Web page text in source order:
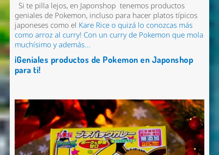
Si te pilla lejos, en Japonshop tenemos productos
geniales de Pokemon, incluso para hacer platos típicos
japoneses como el Kare Rice o quizá lo conozcas más
como arroz al curry! Con un curry de Pokemon que mola
muchísimo y además...
¡Geniales productos de Pokemon en Japonshop
para ti!